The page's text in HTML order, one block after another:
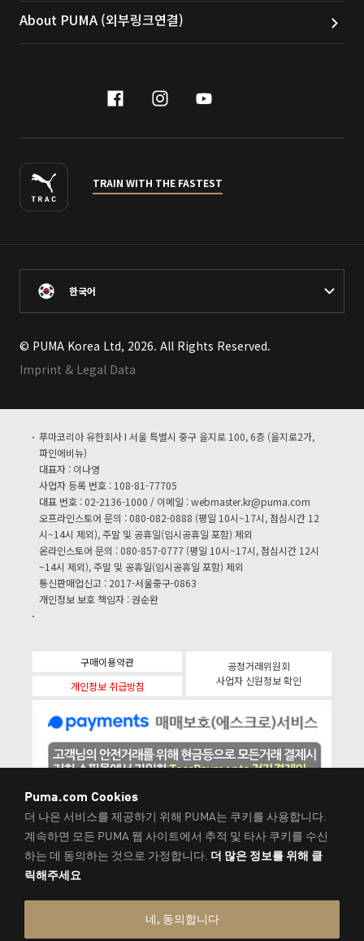
About PUMA (외부링크연결)
facebook
instagram
youtube
TRAIN WITH THE FASTEST
한국어
© PUMA Korea Ltd, 2026. All Rights Reserved.
Imprint & Legal Data
푸마코리아 유한회사 I 서울 특별시 중구 을지로 100, 6층 (을지로2가,
파인에비뉴)
대표자 : 이나영
사업자 등록 번호 : 108-81-77705
대표 번호 : 02-2136-1000 / 이메일 :webmaster.kr@puma.com
오프라인스토어 문의 : 080-082-0888 (평일 10시~17시, 점심시간 12
시~14시 제외), 주말 및 공휴일(임시공휴일 포함) 제외
온라인스토어 문의 : 080-857-0777 (평일 10시~17시, 점심시간 12시
~14시 제외), 주말 및 공휴일(임시공휴일 포함) 제외
통신판매업신고 : 2017-서울중구-0863
개인정보 보호 책임자 : 권순완
구매이용약관
개인정보 취급방침
공정거래위원회
사업자 신원정보 확인